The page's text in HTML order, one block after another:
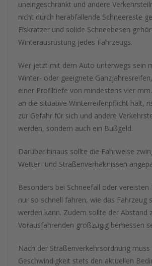
uneingeschränkt und andere
nicht durch herabfallende Schneereste
Eiskratzer und solide Schneebesen
Winterausrüstung jedes Fahrzeugs.
Wer jetzt mit dem Auto unterwegs sein
Winter- oder geeignete
einer Profiltiefe von mindestens vier
an die situative Winterreifenpflicht hält,
zur Gefahr für sich und andere
werden, sondern auch ein Bußgeld.
Darüber hinaus sollte die Fahrweise
Wetter- und Straßenverhältnissen
Besonders bei Schneefall oder vereisten
nur so schnell fahren, wie das Fahrzeug
werden kann. Zudem sollte der Abstand
Vorausfahrenden großzügig bemessen
Nach der Straßenverkehrsordnung muss
Geschwindigkeit stets den aktuellen